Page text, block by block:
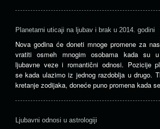
Planetarni uticaji na ljubav i brak u 2014. godini
Nova godina će doneti mnoge promene za
vratiti osmeh mnogim osobama kada su
ljubavne veze i romantični odnosi. Pozicije
se kada ulazimo iz jednog razdoblja u drugo.
kretanje zodijaka, doneće puno promena kada
Ljubavni odnosi u astrologiji